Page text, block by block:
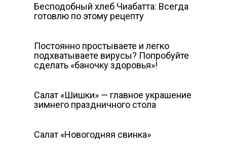
Бесподобный хлеб Чиабатта: Всегда
готовлю по этому рецепту
Постоянно простываете и легко
подхватываете вирусы? Попробуйте
сделать «баночку здоровья»!
Салат «Шишки» — главное украшение
зимнего праздничного стола
Салат «Новогодняя свинка»